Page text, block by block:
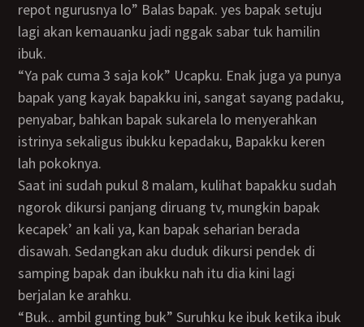
repot ngurusnya lo” Balas bapak. yes bapak setuju
lagi akan kemauanku jadi nggak sabar tuk hamilin
ibuk.
“Ya pak cuma 3 saja kok” Ucapku. Enak juga ya punya
bapak yang kayak bapakku ini, sangat sayang padaku,
penyabar, bahkan bapak sukarela lo menyerahkan
istrinya sekaligus ibukku kepadaku, Bapakku keren
lah pokoknya.
Saat ini sudah pukul 8 malam, kulihat bapakku sudah
ngorok dikursi panjang diruang tv, mungkin bapak
kecapek’ an kali ya, kan bapak seharian berada
disawah. Sedangkan aku duduk dikursi pendek di
samping bapak dan ibukku nah itu dia kini lagi
berjalan ke arahku.
“Buk.. ambil gunting buk” Suruhku ke ibuk ketika ibuk